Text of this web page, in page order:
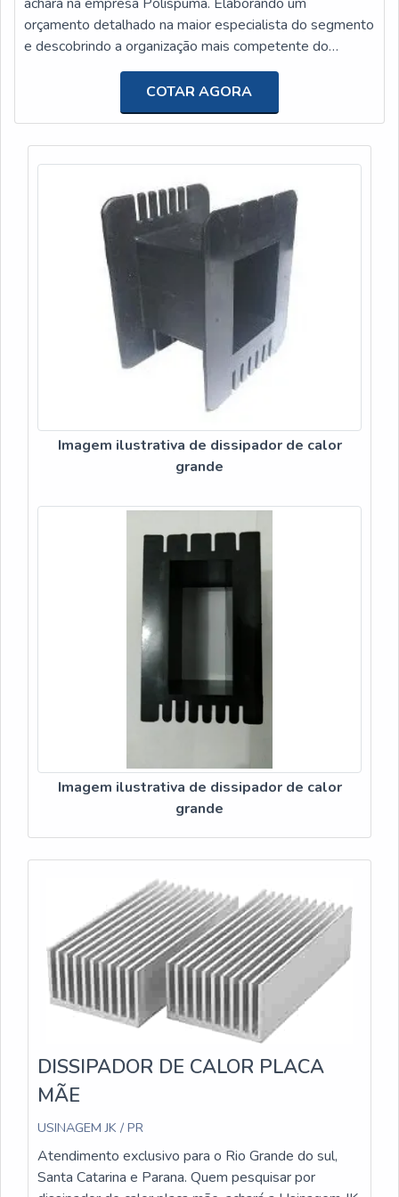
orçamento detalhado na maior especialista do segmento
e descobrindo a organização mais competente do
ramo.Quando o quesito é mouse pad sob medida, com a
equipe da Polispuma o cliente conseguirá precisão com
pagamento acessível.MAIS INFORMAÇÕES
Polispuma canaliza sua energia em proporcionar aos
COTAR AGORA
Imagem ilustrativa de dissipador de calor
grande
Imagem ilustrativa de dissipador de calor
grande
DISSIPADOR DE CALOR PLACA
MÃE
USINAGEM JK / PR
Atendimento exclusivo para o Rio Grande do sul,
Santa Catarina e Parana. Quem pesquisar por